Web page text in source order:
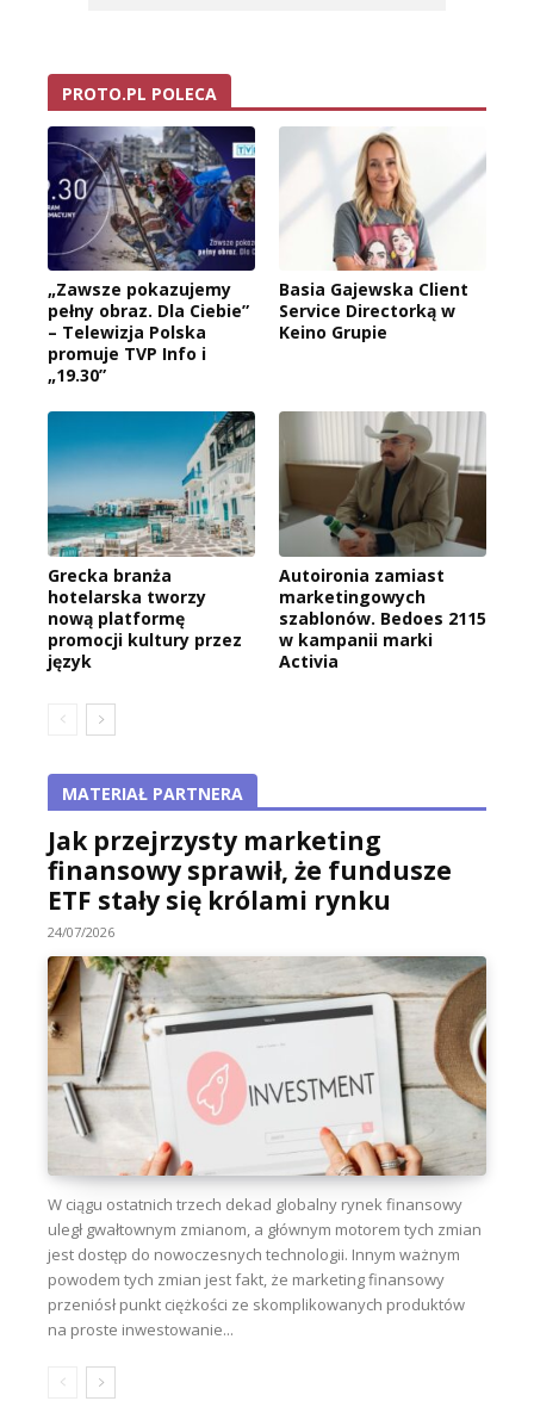
PROTO.PL POLECA
„Zawsze pokazujemy
pełny obraz. Dla Ciebie”
– Telewizja Polska
promuje TVP Info i
„19.30”
Basia Gajewska Client
Service Directorką w
Keino Grupie
Grecka branża
hotelarska tworzy
nową platformę
promocji kultury przez
język
Autoironia zamiast
marketingowych
szablonów. Bedoes 2115
w kampanii marki
Activia
MATERIAŁ PARTNERA
Jak przejrzysty marketing
finansowy sprawił, że fundusze
ETF stały się królami rynku
24/07/2026
W ciągu ostatnich trzech dekad globalny rynek finansowy
uległ gwałtownym zmianom, a głównym motorem tych zmian
jest dostęp do nowoczesnych technologii. Innym ważnym
powodem tych zmian jest fakt, że marketing finansowy
przeniósł punkt ciężkości ze skomplikowanych produktów
na proste inwestowanie...